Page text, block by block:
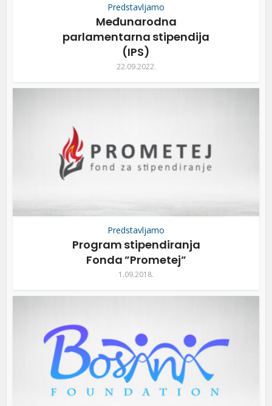
Predstavljamo
Međunarodna
parlamentarna stipendija
(IPS)
22.09.2022.
Predstavljamo
Program stipendiranja
Fonda ”Prometej”
1.09.2018.